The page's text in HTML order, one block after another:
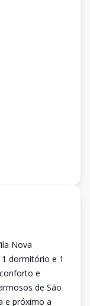
Nova
dormitório e 1
e
de São
e próximo a